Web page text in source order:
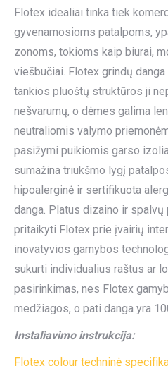
Flotex idealiai tinka tiek
gyvenamosioms patalpoms,
zonoms, tokioms kaip biurai,
viešbučiai. Flotex grindų
tankios pluoštų struktūros ji
nešvarumų, o dėmes galima
neutraliomis valymo
pasižymi puikiomis garso
sumažina triukšmo lygį
hipoalerginė ir sertifikuota
danga. Platus dizaino ir
pritaikyti Flotex prie įvairių
inovatyvios gamybos
sukurti individualius raštus ar
pasirinkimas, nes Flotex
medžiagos, o pati danga yra
Instaliavimo instrukcija:
Flotex colour techninė